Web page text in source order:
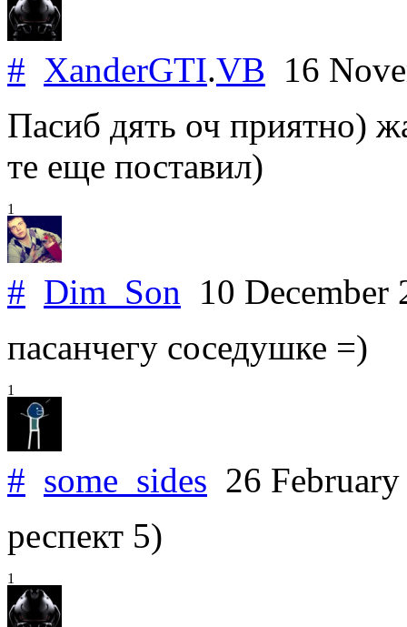
# XanderGTI.VB 16
Пасиб дять оч приятно)
те еще поставил)
1
# Dim_Son 10 December
пасанчегу соседушке =)
1
# some_sides 26
респект 5)
1